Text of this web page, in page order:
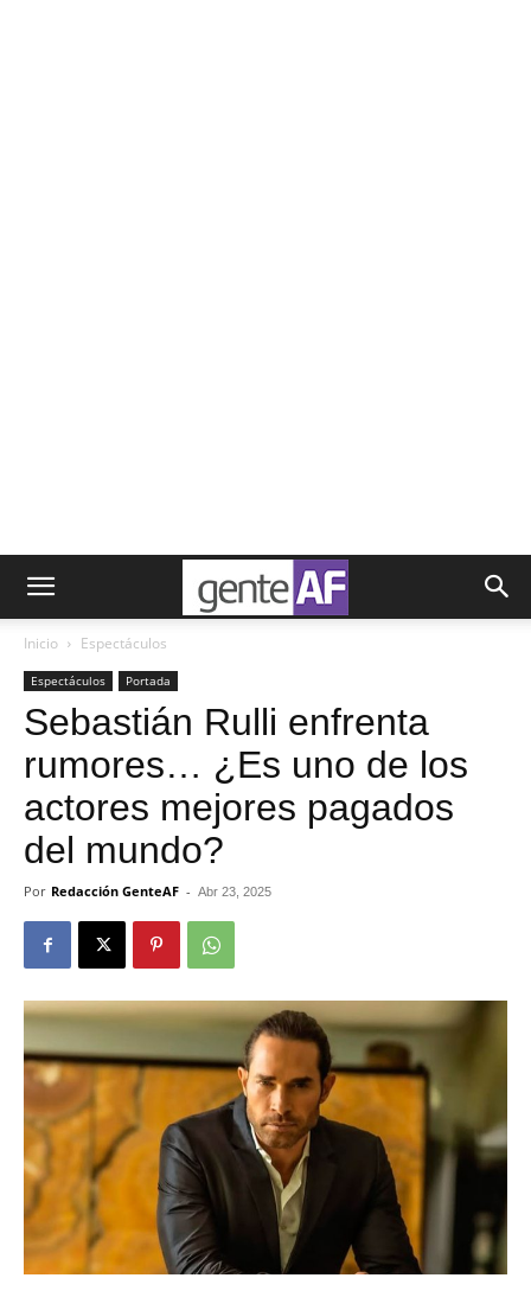
Inicio Espectáculos
Espectáculos Portada
Sebastián Rulli enfrenta
rumores… ¿Es uno de los
actores mejores pagados
del mundo?
Por Redacción GenteAF - Abr 23, 2025